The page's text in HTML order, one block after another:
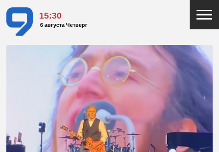
15:30
6 августа Четверг